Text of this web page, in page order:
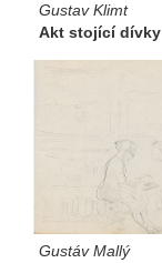
Gustav Klimt
Akt stojící dívky
Gustáv Mallý